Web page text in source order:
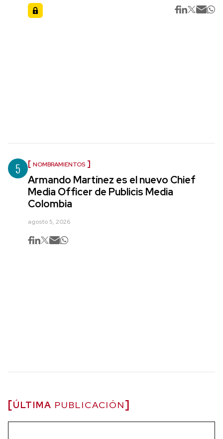
5 NOMBRAMIENTOS
Armando Martínez es el nuevo Chief
Media Officer de Publicis Media
Colombia
agosto 5, 2026
ÚLTIMA PUBLICACIÓN